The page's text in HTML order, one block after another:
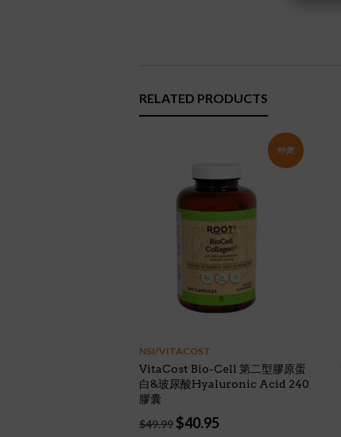
RELATED PRODUCTS
特價!
NSI/VITACOST
VitaCost Bio-Cell 第二型膠原蛋
白&玻尿酸Hyaluronic Acid 240
膠囊
$49.99 Original
$40.95Current